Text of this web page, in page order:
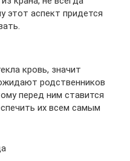
этот аспект придется
кровь, значит
родственников
перед ним ставится
их всем самым